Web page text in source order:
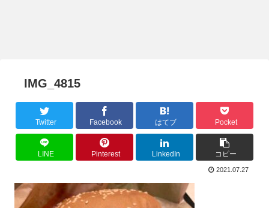
IMG_4815
Twitter Facebook はてブ Pocket
LINE Pinterest LinkedIn コピー
2021.07.27